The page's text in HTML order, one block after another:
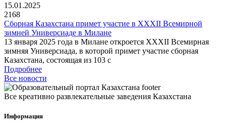
15.01.2025
2168
Сборная Казахстана примет участие в XXXII Всемирной
зимней Универсиаде в Милане
13 января 2025 года в Милане откроется XXXII Всемирная
зимняя Универсиада, в которой примет участие сборная
Казахстана, состоящая из 103 с
Подробнее
Все новости
Все креативно развлекательные заведения Казахстана
Информация